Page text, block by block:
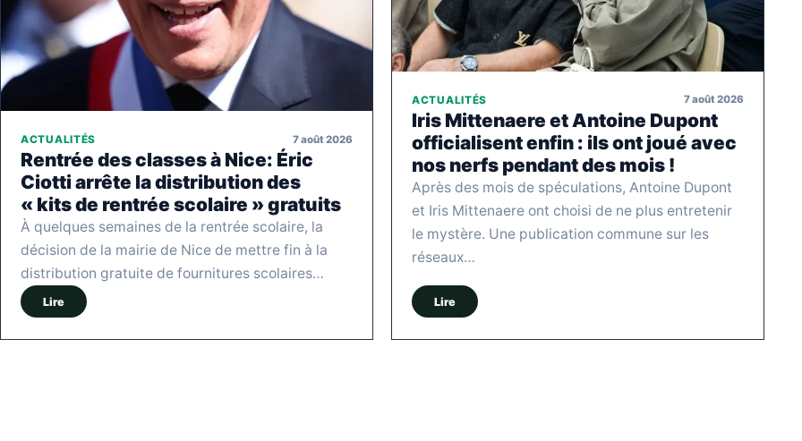
ACTUALITÉS 7 août 2026
Rentrée des classes à Nice: Éric
Ciotti arrête la distribution des
« kits de rentrée scolaire » gratuits
À quelques semaines de la rentrée scolaire, la
décision de la mairie de Nice de mettre fin à la
distribution gratuite de fournitures scolaires…
Lire
ACTUALITÉS 7 août 2026
Iris Mittenaere et Antoine Dupont
officialisent enfin : ils ont joué avec
nos nerfs pendant des mois !
Après des mois de spéculations, Antoine Dupont
et Iris Mittenaere ont choisi de ne plus entretenir
le mystère. Une publication commune sur les
réseaux…
Lire